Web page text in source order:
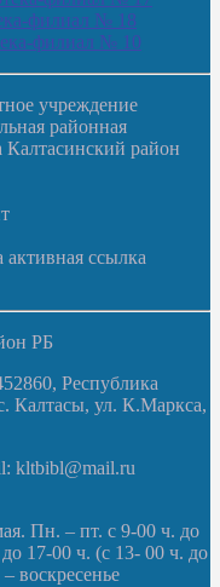
филиал № 18
филиал № 10
учреждение
районная
район
ссылка
РБ
Республика
Калтасы, ул. К.Маркса,
kltbibl@mail.ru
Пн. – пт. с 9-00 ч. до
17-00 ч. (с 13- 00 ч. до
воскресенье